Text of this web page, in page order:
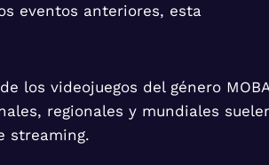
eventos anteriores, esta
los videojuegos del género MOBA
regionales y mundiales
streaming.